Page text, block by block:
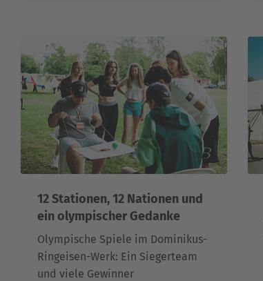
12 Stationen, 12 Nationen und
ein olympischer Gedanke
Olympische Spiele im Dominikus-
Ringeisen-Werk: Ein Siegerteam
und viele Gewinner